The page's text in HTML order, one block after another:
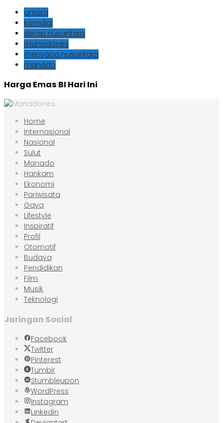
antara
komdigi
derap nusantara
manadones
menyapa nusantara
manado
Harga Emas BI Hari Ini
Home
Internasional
Nasional
Sulut
Manado
Hankam
Ekonomi
Pariwisata
Gaya
Lifestyle
Inspiratif
Profil
Otomotif
Budaya
Pendidikan
Film
Musik
Teknologi
Jaringan Social
Facebook
Twitter
Pinterest
Tumblr
Stumbleupon
WordPress
Instagram
Linkedin